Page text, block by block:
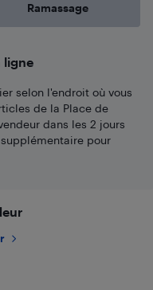
Ramassage
ligne
selon l'endroit où vous
de la Place de
dans les 2 jours
pour